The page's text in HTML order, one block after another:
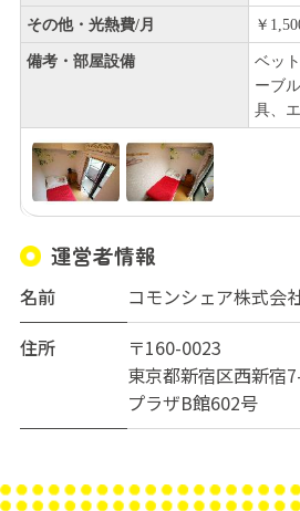
その他・光熱費/月 ￥
備考・部屋設備
ベッ
ーブ
具、
運営者情報
名前
コモンシェア株式会
住所
〒160-0023
東京都新宿区西新宿
プラザB館602号